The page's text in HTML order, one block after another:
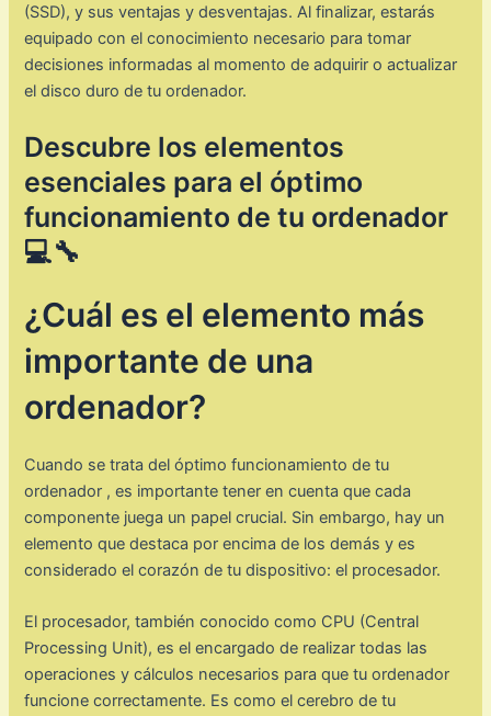
(SSD), y sus ventajas y desventajas. Al finalizar, estarás
equipado con el conocimiento necesario para tomar
decisiones informadas al momento de adquirir o actualizar
el disco duro de tu ordenador.
Descubre los elementos
esenciales para el óptimo
funcionamiento de tu ordenador
💻🔧
¿Cuál es el elemento más
importante de una
ordenador?
Cuando se trata del óptimo funcionamiento de tu
ordenador , es importante tener en cuenta que cada
componente juega un papel crucial. Sin embargo, hay un
elemento que destaca por encima de los demás y es
considerado el corazón de tu dispositivo: el procesador.
El procesador, también conocido como CPU (Central
Processing Unit), es el encargado de realizar todas las
operaciones y cálculos necesarios para que tu ordenador
funcione correctamente. Es como el cerebro de tu